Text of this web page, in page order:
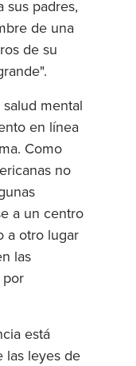
sus padres,
de una
de su
mental
en línea
Como
no
a un centro
a otro lugar
las
por
está
las leyes de